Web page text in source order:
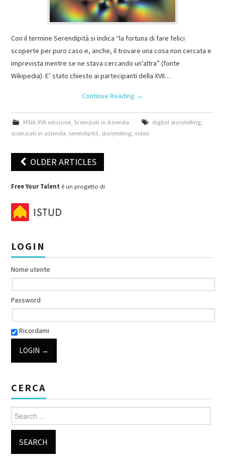
Con il termine Serendipità si indica “la fortuna di fare felici
scoperte per puro caso e, anche, il trovare una cosa non cercata e
imprevista mentre se ne stava cercando un’altra” (fonte
Wikipedia). E’ stato chiesto ai partecipanti della XVII…
Continue Reading →
MSIA XVII edizione, Scienziati in Azienda digital storytelling,
scienziati in azienda serendipità storytelling ,video
Post navigation
OLDER ARTICLES
Free Your Talent è un progetto di
LOGIN
Nome utente
Password
Ricordami
CERCA
Search for: